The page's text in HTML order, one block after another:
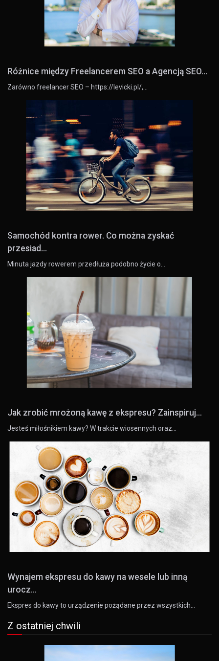
Różnice między Freelancerem SEO a Agencją SEO...
Zarówno freelancer SEO – https://levicki.pl/,…
Samochód kontra rower. Co można zyskać
przesiad...
Minuta jazdy rowerem przedłuża podobno życie o…
Jak zrobić mrożoną kawę z ekspresu? Zainspiruj...
Jesteś miłośnikiem kawy? W trakcie wiosennych oraz…
Wynajem ekspresu do kawy na wesele lub inną
urocz...
Ekspres do kawy to urządzenie pożądane przez wszystkich…
Z ostatniej chwili